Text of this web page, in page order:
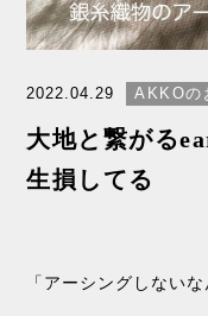
2022.04.29 AKKOの
大地と繋がる
生損してる
「アーシングしない